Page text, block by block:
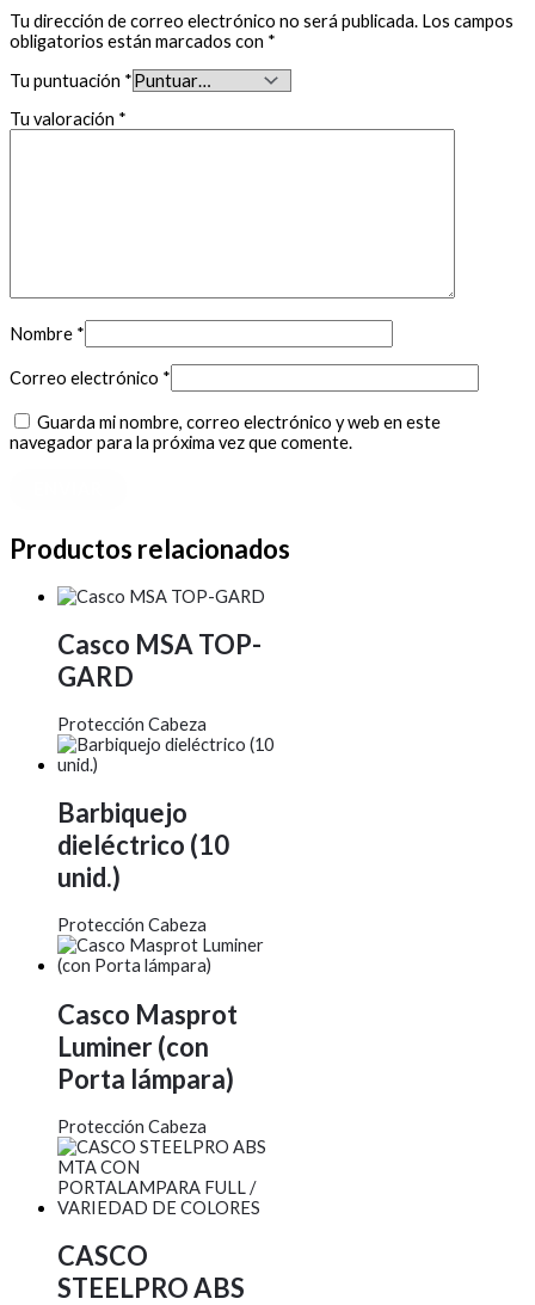
Tu dirección de correo electrónico no será publicada. Los campos
obligatorios están marcados con *
Tu puntuación *
Tu valoración *
Nombre *
Correo electrónico *
Guarda mi nombre, correo electrónico y web en este
navegador para la próxima vez que comente.
Productos relacionados
Casco MSA TOP-
GARD
Protección Cabeza
Barbiquejo
dieléctrico (10
unid.)
Protección Cabeza
Casco Masprot
Luminer (con
Porta lámpara)
Protección Cabeza
CASCO
STEELPRO ABS